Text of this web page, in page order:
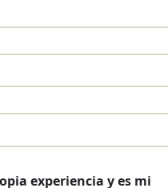
experiencia y es mi